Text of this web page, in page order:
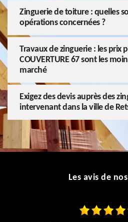
Zinguerie de toiture : quelles
opérations concernées ?
Travaux de zinguerie : les prix
COUVERTURE 67 sont les
marché
Exigez des devis auprès des
intervenant dans la ville de
Les avis de